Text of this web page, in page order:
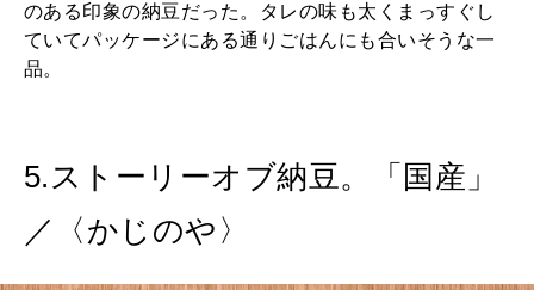
のある印象の納豆だった。タレの味も太くまっすぐし
ていてパッケージにある通りごはんにも合いそうな一
品。
5.ストーリーオブ納豆。「国産」
／〈かじのや〉